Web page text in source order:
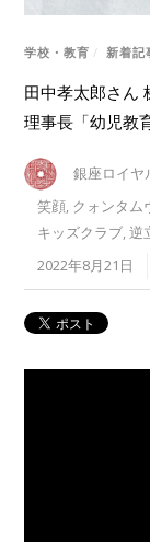
学校・教育 / 新着記
田中孝太郎さん
理事長「幼児教
銀座ロイヤ
笑顔, クォンタム
キッズクラブ,逆
2022年8月21日